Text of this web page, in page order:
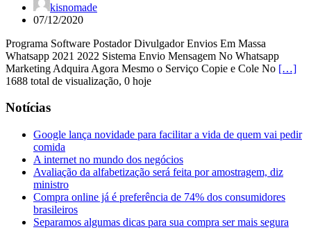
kisnomade
07/12/2020
Programa Software Postador Divulgador Envios Em Massa
Whatsapp 2021 2022 Sistema Envio Mensagem No Whatsapp
Marketing Adquira Agora Mesmo o Serviço Copie e Cole No […]
1688 total de visualização, 0 hoje
Notícias
Google lança novidade para facilitar a vida de quem vai pedir
comida
A internet no mundo dos negócios
Avaliação da alfabetização será feita por amostragem, diz
ministro
Compra online já é preferência de 74% dos consumidores
brasileiros
Separamos algumas dicas para sua compra ser mais segura